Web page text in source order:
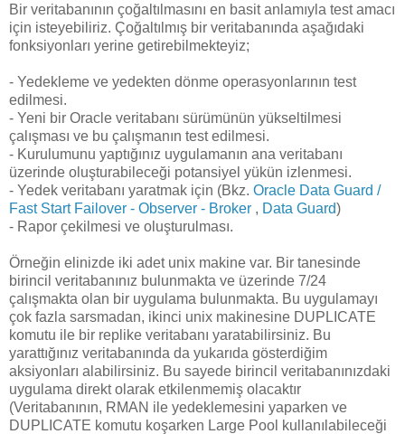
Bir veritabanının çoğaltılmasını en basit anlamıyla test amacı
için isteyebiliriz. Çoğaltılmış bir veritabanında aşağıdaki
fonksiyonları yerine getirebilmekteyiz;
- Yedekleme ve yedekten dönme operasyonlarının test
edilmesi.
- Yeni bir Oracle veritabanı sürümünün yükseltilmesi
çalışması ve bu çalışmanın test edilmesi.
- Kurulumunu yaptığınız uygulamanın ana veritabanı
üzerinde oluşturabileceği potansiyel yükün izlenmesi.
- Yedek veritabanı yaratmak için (Bkz. Oracle Data Guard /
Fast Start Failover - Observer - Broker , Data Guard)
- Rapor çekilmesi ve oluşturulması.
Örneğin elinizde iki adet unix makine var. Bir tanesinde
birincil veritabanınız bulunmakta ve üzerinde 7/24
çalışmakta olan bir uygulama bulunmakta. Bu uygulamayı
çok fazla sarsmadan, ikinci unix makinesine DUPLICATE
komutu ile bir replike veritabanı yaratabilirsiniz. Bu
yarattığınız veritabanında da yukarıda gösterdiğim
aksiyonları alabilirsiniz. Bu sayede birincil veritabanınızdaki
uygulama direkt olarak etkilenmemiş olacaktır
(Veritabanının, RMAN ile yedeklemesini yaparken ve
DUPLICATE komutu koşarken Large Pool kullanılabileceği